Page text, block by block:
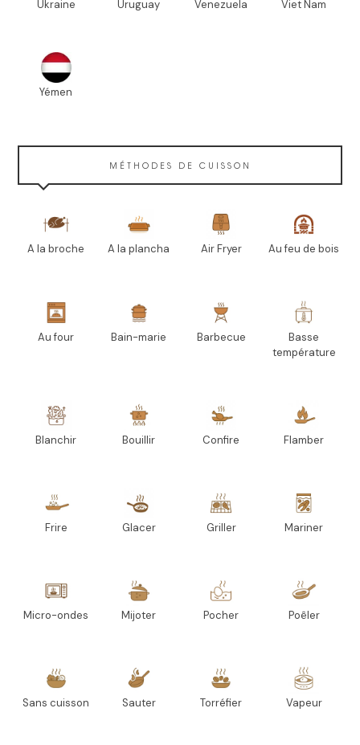
Ukraine Uruguay Venezuela Viet Nam
Yémen
MÉTHODES DE CUISSON
A la broche A la plancha Air Fryer Au feu de bois
Au four Bain-marie Barbecue
Basse
température
Blanchir Bouillir Confire Flamber
Frire Glacer Griller Mariner
Micro-ondes Mijoter Pocher Poêler
Sans cuisson Sauter Torréfier Vapeur